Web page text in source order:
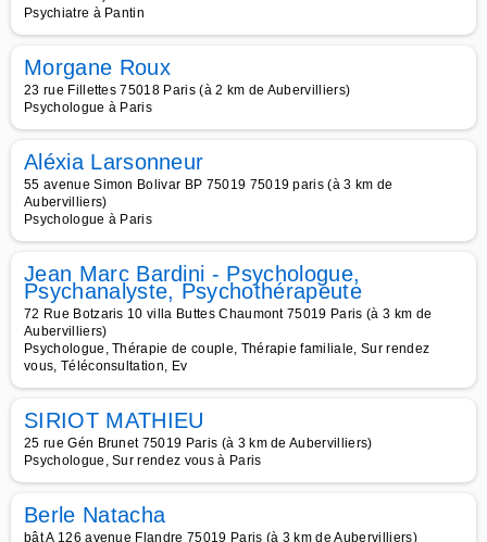
Psychiatre à Pantin
Morgane Roux
23 rue Fillettes 75018 Paris (à 2 km de Aubervilliers)
Psychologue à Paris
Aléxia Larsonneur
55 avenue Simon Bolivar BP 75019 75019 paris (à 3 km de
Aubervilliers)
Psychologue à Paris
Jean Marc Bardini - Psychologue,
Psychanalyste, Psychothérapeute
72 Rue Botzaris 10 villa Buttes Chaumont 75019 Paris (à 3 km de
Aubervilliers)
Psychologue, Thérapie de couple, Thérapie familiale, Sur rendez
vous, Téléconsultation, Ev
SIRIOT MATHIEU
25 rue Gén Brunet 75019 Paris (à 3 km de Aubervilliers)
Psychologue, Sur rendez vous à Paris
Berle Natacha
bât A 126 avenue Flandre 75019 Paris (à 3 km de Aubervilliers)